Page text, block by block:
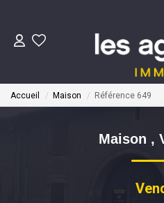
NOS
Accueil Maison Référence 649
Maison ,